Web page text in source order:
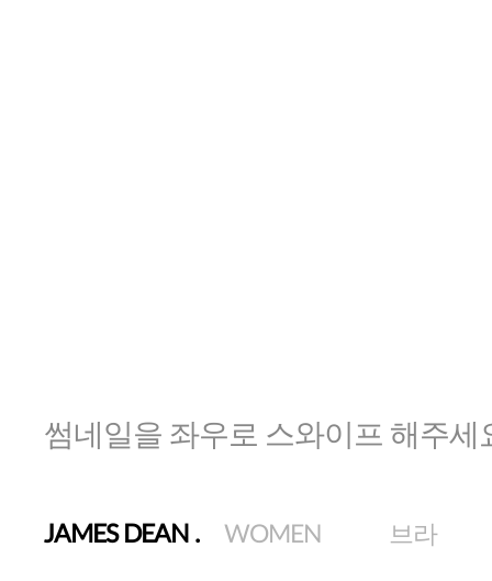
썸네일을 좌우로 스와이프 해주세
JAMES DEAN . WOMEN 브라